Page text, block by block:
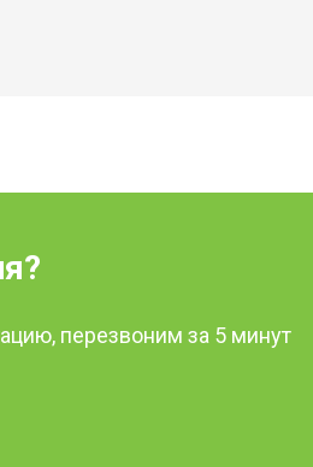
перезвоним за 5 минут